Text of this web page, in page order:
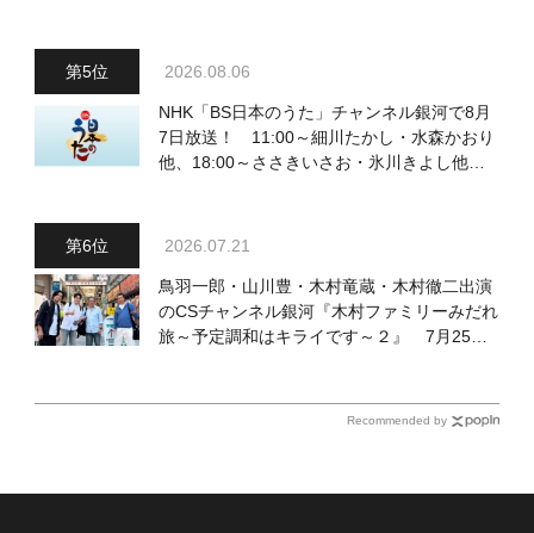
2026.08.06
NHK「BS日本のうた」チャンネル銀河で8月
7日放送！ 11:00～細川たかし・水森かおり
他、18:00～ささきいさお・氷川きよし他登
2026.07.21
鳥羽一郎・山川豊・木村竜蔵・木村徹二出演
のCSチャンネル銀河『木村ファミリーみだれ
旅～予定調和はキライです～２』 7月25日
Recommended by